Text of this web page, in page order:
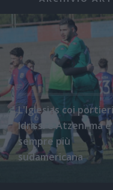
L'Iglesias coi portieri
Idrissi e Atzeni ma è
sempre più
sudamericana